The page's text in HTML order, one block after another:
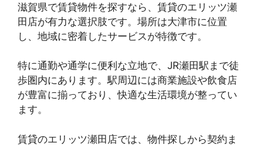
滋賀県で賃貸物件を探すなら、賃貸のエリッツ瀬
田店が有力な選択肢です。場所は大津市に位置
し、地域に密着したサービスが特徴です。
特に通勤や通学に便利な立地で、JR瀬田駅まで徒
歩圏内にあります。駅周辺には商業施設や飲食店
が豊富に揃っており、快適な生活環境が整ってい
ます。
賃貸のエリッツ瀬田店では、物件探しから契約ま